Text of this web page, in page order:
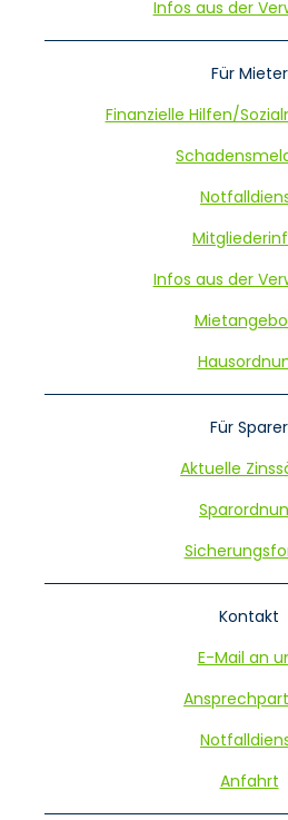
Infos aus der
Für Mieter
Finanzielle Hilfen/
Infos aus der
Für Sparer
Aktuelle
Kontakt
E-Mail an
Anfahrt